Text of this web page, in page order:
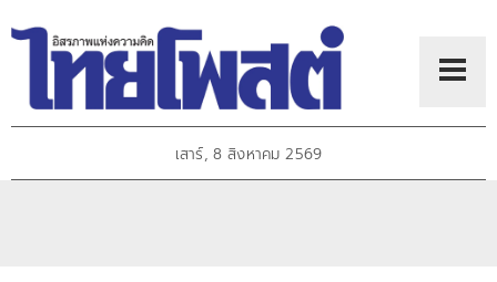
เสาร์, 8 สิงหาคม 2569